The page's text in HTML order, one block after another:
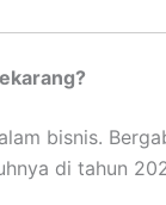
bisnis.
di tahun